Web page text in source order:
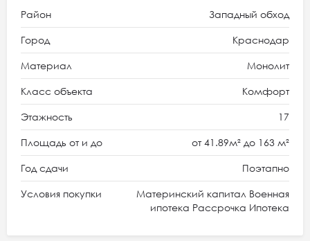
Район Западный обход
Город Краснодар
Материал Монолит
Класс объекта Комфорт
Этажность 17
Площадь от и до от 41.89м² до 163 м²
Год сдачи Поэтапно
Условия покупки
Материнский капитал Военная
ипотека Рассрочка Ипотека